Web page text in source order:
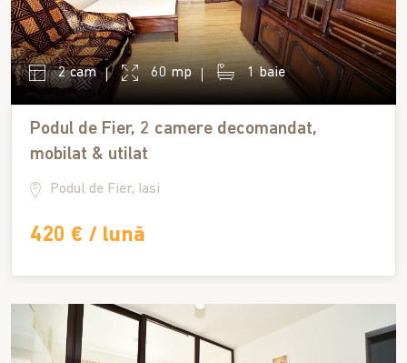
2 cam 60 mp 1 baie
Podul de Fier, 2 camere decomandat,
mobilat & utilat
Podul de Fier, Iasi
420 € / lună